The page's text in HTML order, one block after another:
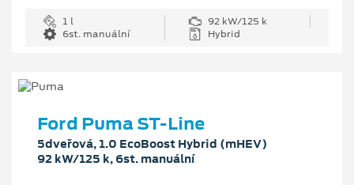
1 l
92 kW/125 k
6st. manuální
Hybrid
Ford Puma ST-Line
5dveřová, 1.0 EcoBoost Hybrid (mHEV)
92 kW/125 k, 6st. manuální